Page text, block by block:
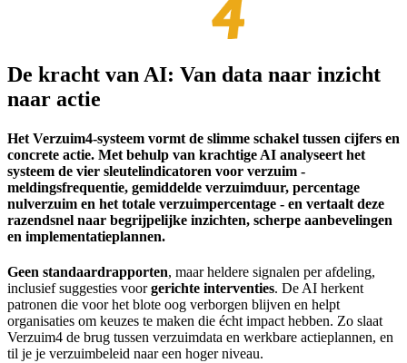
De kracht van AI: Van data naar inzicht
naar actie
Het Verzuim4-systeem vormt de slimme schakel tussen cijfers en
concrete actie. Met behulp van krachtige AI analyseert het
systeem de vier sleutelindicatoren voor verzuim -
meldingsfrequentie, gemiddelde verzuimduur, percentage
nulverzuim en het totale verzuimpercentage - en vertaalt deze
razendsnel naar begrijpelijke inzichten, scherpe aanbevelingen
en implementatieplannen.
Geen standaardrapporten, maar heldere signalen per afdeling,
inclusief suggesties voorgerichte interventies. De AI herkent
patronen die voor het blote oog verborgen blijven en helpt
organisaties om keuzes te maken die écht impact hebben. Zo slaat
Verzuim4 de brug tussen verzuimdata en werkbare actieplannen, en
til je je verzuimbeleid naar een hoger niveau.